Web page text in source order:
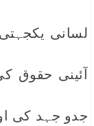
لسانی
آئینی حقوق
جدو جہد کی